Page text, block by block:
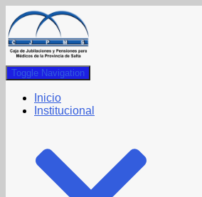
Toggle Navigation
Inicio
Institucional